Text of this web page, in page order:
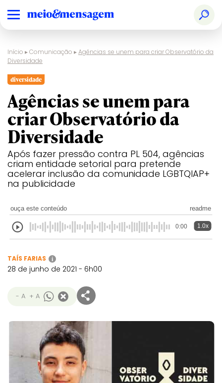
Início ▸Comunicação ▸Agências se unem para criar Observatório da
Diversidade
diversidade
Agências se unem para
criar Observatório da
Diversidade
Após fazer pressão contra PL 504, agências
criam entidade setorial para pretende
acelerar inclusão da comunidade LGBTQIAP+
na publicidade
ouça este conteúdo readme
0:00 1.0x
TAÍS FARIAS i
28 de junho de 2021 - 6h00
- A + A